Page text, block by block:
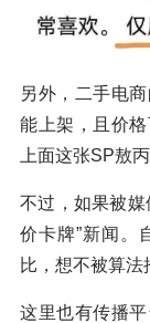
另外，二手电
能上架，且价
上面这张SP敖
不过，如果被媒
价卡牌”新闻。
比，想不被算法
这里也有传播